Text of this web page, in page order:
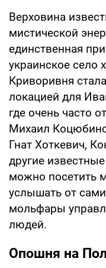
Верховина
мистической
единственная
украинское село
Криворивня
локацией для
где очень часто
Михаил
Гнат Хоткевич,
другие
можно посетить
услышать от
мольфары
людей.
Опошня на